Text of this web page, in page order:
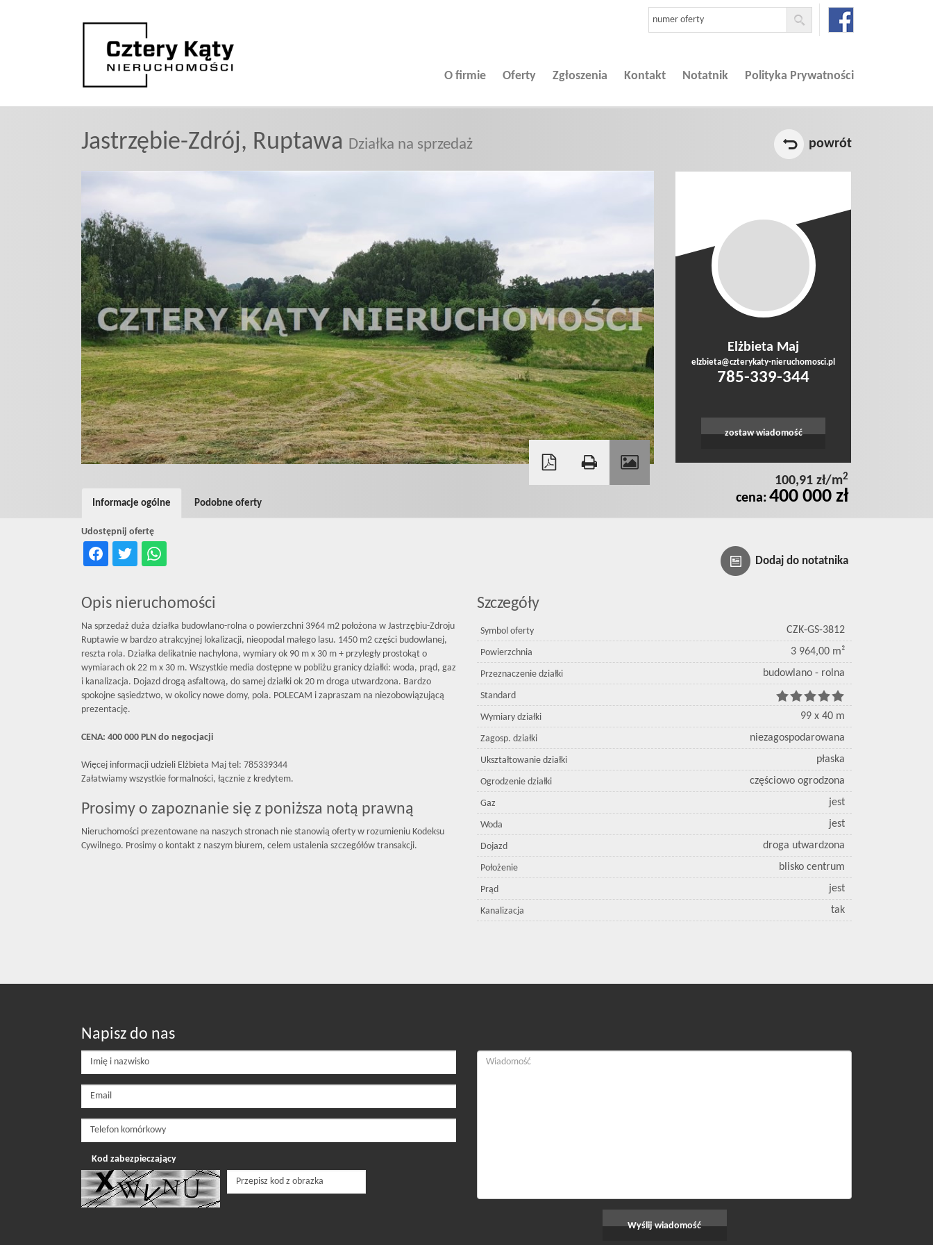
O firmie Oferty Zgłoszenia Kontakt Notatnik Polityka Prywatności
Jastrzębie-Zdrój, Ruptawa Działka na sprzedaż powrót
Elżbieta Maj
elzbieta@czterykaty-nieruchomosci.pl
785-339-344
zostaw wiadomość
100,91 zł/m2
cena: 400 000 zł
Dodaj do notatnika
Udostępnij ofertę
Informacje ogólne Podobne oferty
Opis nieruchomości
Na sprzedaż duża działka budowlano-rolna o powierzchni 3964 m2 położona w Jastrzębiu-Zdroju
Ruptawie w bardzo atrakcyjnej lokalizacji, nieopodal małego lasu. 1450 m2 części budowlanej,
reszta rola. Działka delikatnie nachylona, wymiary ok 90 m x 30 m + przyległy prostokąt o
wymiarach ok 22 m x 30 m. Wszystkie media dostępne w pobliżu granicy działki: woda, prąd, gaz
i kanalizacja. Dojazd drogą asfaltową, do samej działki ok 20 m droga utwardzona. Bardzo
spokojne sąsiedztwo, w okolicy nowe domy, pola. POLECAM i zapraszam na niezobowiązującą
prezentację.
CENA: 400 000 PLN do negocjacji
Więcej informacji udzieli Elżbieta Maj tel: 785339344
Załatwiamy wszystkie formalności, łącznie z kredytem.
Prosimy o zapoznanie się z poniższa notą prawną
Nieruchomości prezentowane na naszych stronach nie stanowią oferty w rozumieniu Kodeksu
Cywilnego. Prosimy o kontakt z naszym biurem, celem ustalenia szczegółów transakcji.
Szczegóły
Symbol oferty CZK-GS-3812
Powierzchnia 3 964,00 m²
Przeznaczenie działki budowlano - rolna
Standard
Wymiary działki 99 x 40 m
Zagosp. działki niezagospodarowana
Ukształtowanie działki płaska
Ogrodzenie działki częściowo ogrodzona
Gaz jest
Woda jest
Dojazd droga utwardzona
Położenie blisko centrum
Prąd jest
Kanalizacja tak
Napisz do nas
Kod zabezpieczający